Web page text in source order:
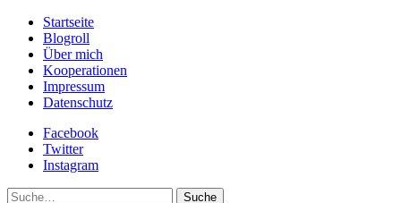
Startseite
Blogroll
Über mich
Kooperationen
Impressum
Datenschutz
Facebook
Twitter
Instagram
Suche